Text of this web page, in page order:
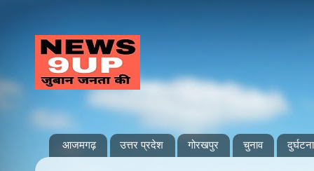
आजमगढ़ उत्तर प्रदेश गोरखपुर चुनाव दुर्घटना